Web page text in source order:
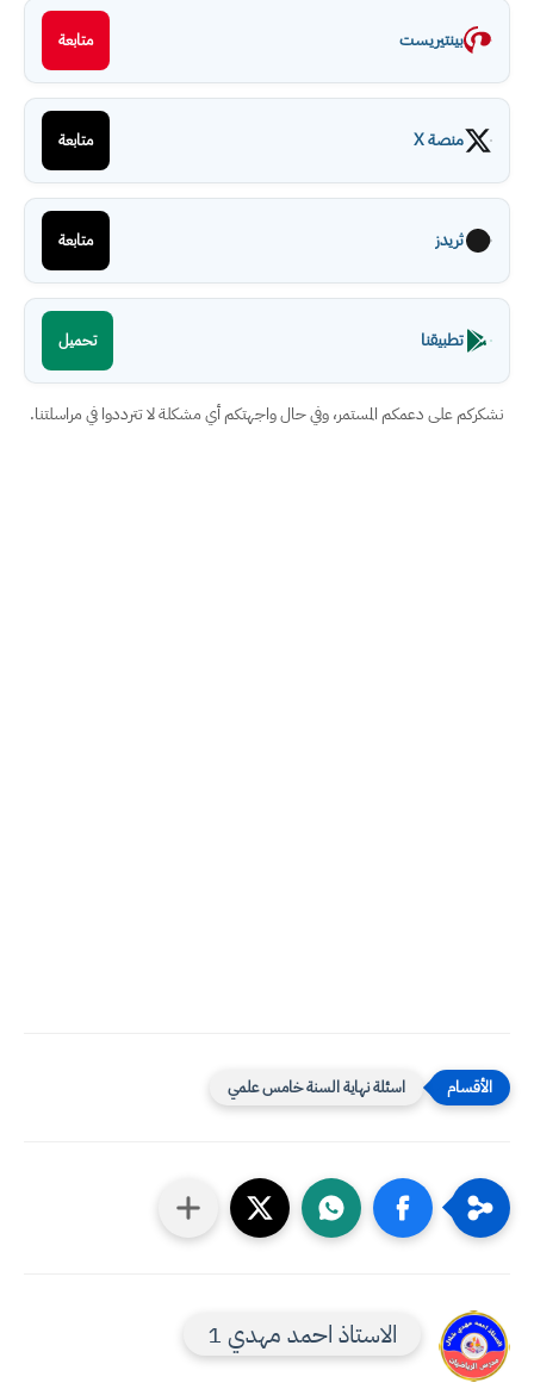
بينتيريست متابعة
منصة X متابعة
ثريدز متابعة
تطبيقنا تحميل
نشكركم على دعمكم المستمر، وفي حال واجهتكم أي مشكلة لا تترددوا في مراسلتنا.
اسئلة نهاية السنة خامس علمي
الاستاذ احمد مهدي 1